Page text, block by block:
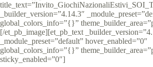
_builder_version=”4.14.3″
global_colors_info=”{}”
[/et_pb_image][et_pb_text
_module_preset=”default” hover_enabled=”0″
global_colors_info=”{}”
sticky_enabled=”0″]